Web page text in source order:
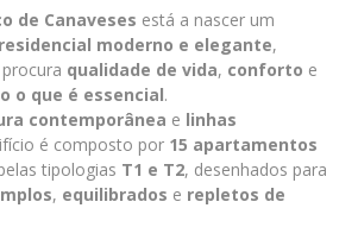
de Canaveses está a nascer um
moderno e elegante,
qualidade de vida, conforto e
o que é essencial.
contemporânea e linhas
é composto por 15 apartamentos
tipologias T1 e T2, desenhados para
, equilibrados e repletos de